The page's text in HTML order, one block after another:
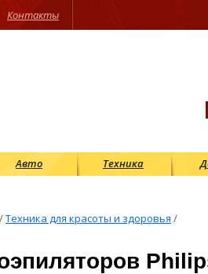
Контакты
Авто Техника
/Техника для красоты и здоровья /